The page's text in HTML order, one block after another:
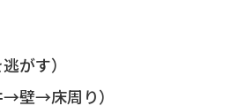
がす）
→壁→床周り）